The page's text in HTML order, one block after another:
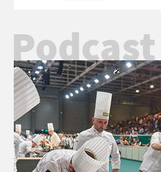
Podcast